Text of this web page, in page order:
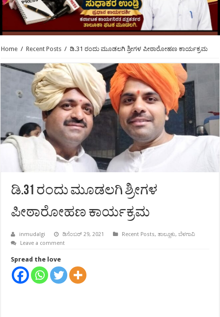
Home / Recent Posts / ಡಿ.31 ರಂದು ಮೂಡಲಗಿ ಶ್ರೀಗಳ ಪೀಠಾರೋಹಣ ಕಾರ್ಯಕ್ರಮ
ಡಿ.31 ರಂದು ಮೂಡಲಗಿ ಶ್ರೀಗಳ
ಪೀಠಾರೋಹಣ ಕಾರ್ಯಕ್ರಮ
inmudalgi ಡಿಸೆಂಬರ್ 29, 2021 Recent Posts,ತಾಲ್ಲೂಕು,ಬೆಳಗಾವಿ
Leave a comment
Spread the love